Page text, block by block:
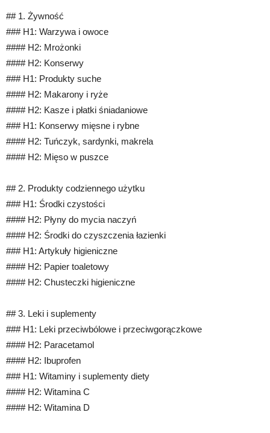
## 1. Żywność
### H1: Warzywa i owoce
#### H2: Mrożonki
#### H2: Konserwy
### H1: Produkty suche
#### H2: Makarony i ryże
#### H2: Kasze i płatki śniadaniowe
### H1: Konserwy mięsne i rybne
#### H2: Tuńczyk, sardynki, makrela
#### H2: Mięso w puszce
## 2. Produkty codziennego użytku
### H1: Środki czystości
#### H2: Płyny do mycia naczyń
#### H2: Środki do czyszczenia łazienki
### H1: Artykuły higieniczne
#### H2: Papier toaletowy
#### H2: Chusteczki higieniczne
## 3. Leki i suplementy
### H1: Leki przeciwbólowe i przeciwgorączkowe
#### H2: Paracetamol
#### H2: Ibuprofen
### H1: Witaminy i suplementy diety
#### H2: Witamina C
#### H2: Witamina D